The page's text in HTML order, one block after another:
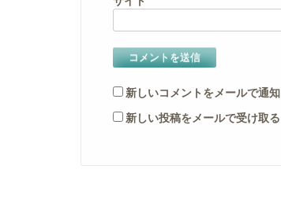
新しいコメントをメールで通知
新しい投稿をメールで受け取る